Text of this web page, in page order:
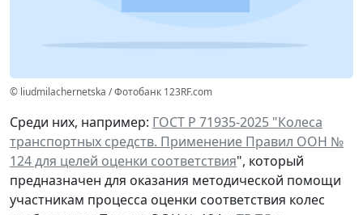
© liudmilachernetska / Фотобанк 123RF.com
Среди них, например: ГОСТ Р 71935-2025 "Колеса
транспортных средств. Применение Правил ООН №
124 для целей оценки соответствия", который
предназначен для оказания методической помощи
участникам процесса оценки соответствия колес